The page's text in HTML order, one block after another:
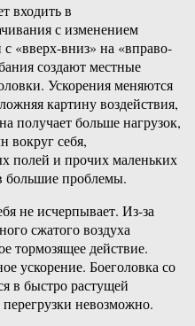
входить в
с изменением
«вверх-вниз» на «вправо-
создают местные
Ускорения меняются
картину воздействия,
получает больше нагрузок,
вокруг себя,
полей и прочих маленьких
большие проблемы.
не исчерпывает. Из-за
сжатого воздуха
тормозящее действие.
ускорение. Боеголовка со
в быстро растущей
перегрузки невозможно.